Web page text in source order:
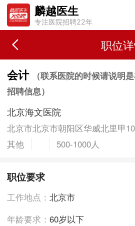
麟越医生
专注医院招聘22年
职位
会计
（联系医院的时候请说明
招聘信息）
北京海文医院
北京市北京市朝阳区华威北里甲
其他
500-1000人
职位要求
工作地点：北京市
年龄要求：60岁以下